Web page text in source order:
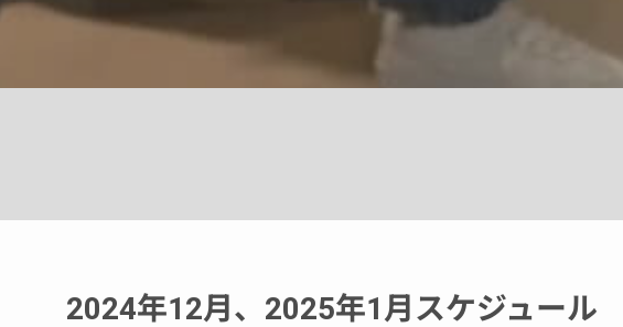
2024年12月、2025年1月スケジュール